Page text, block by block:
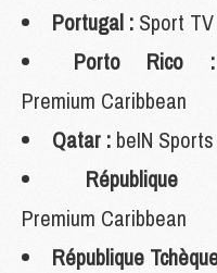
Portugal : Sport
Porto Rico :
Premium Caribbean
Qatar : beIN
Premium Caribbean
République